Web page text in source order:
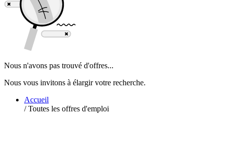
Nous n'avons pas trouvé d'offres...
Nous vous invitons à élargir votre recherche.
Accueil
/ Toutes les offres d'emploi